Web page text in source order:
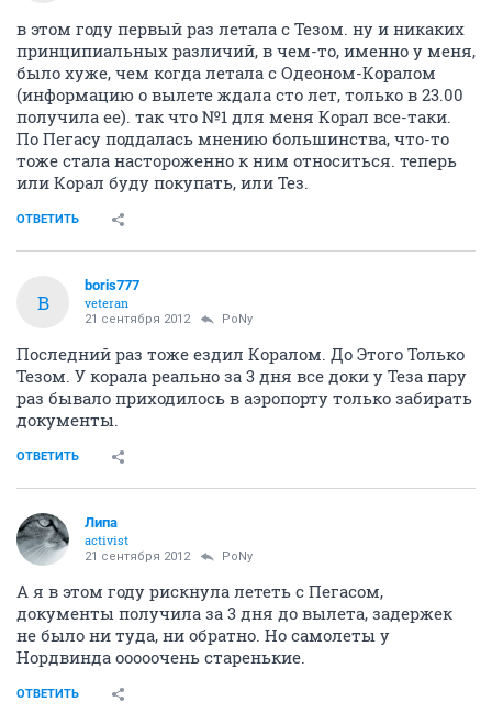
в этом году первый раз летала с Тезом. ну и никаких
принципиальных различий, в чем-то, именно у меня,
было хуже, чем когда летала с Одеоном-Коралом
(информацию о вылете ждала сто лет, только в 23.00
получила ее). так что №1 для меня Корал все-таки.
По Пегасу поддалась мнению большинства, что-то
тоже стала настороженно к ним относиться. теперь
или Корал буду покупать, или Тез.
ОТВЕТИТЬ
B
boris777
veteran
21 сентября 2012 PoNy
Последний раз тоже ездил Коралом. До Этого Только
Тезом. У корала реально за 3 дня все доки у Теза пару
раз бывало приходилось в аэропорту только забирать
документы.
ОТВЕТИТЬ
Липа
activist
21 сентября 2012 PoNy
А я в этом году рискнула лететь с Пегасом,
документы получила за 3 дня до вылета, задержек
не было ни туда, ни обратно. Но самолеты у
Нордвинда ооооочень старенькие.
ОТВЕТИТЬ